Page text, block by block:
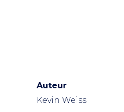
Auteur
Kevin Weiss